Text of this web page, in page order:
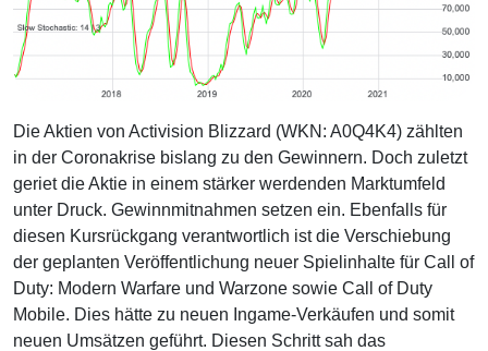
Die Aktien von Activision Blizzard (WKN: A0Q4K4) zählten
in der Coronakrise bislang zu den Gewinnern. Doch zuletzt
geriet die Aktie in einem stärker werdenden Marktumfeld
unter Druck. Gewinnmitnahmen setzen ein. Ebenfalls für
diesen Kursrückgang verantwortlich ist die Verschiebung
der geplanten Veröffentlichung neuer Spielinhalte für Call of
Duty: Modern Warfare und Warzone sowie Call of Duty
Mobile. Dies hätte zu neuen Ingame-Verkäufen und somit
neuen Umsätzen geführt. Diesen Schritt sah das